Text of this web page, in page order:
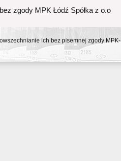
zgody MPK Łódź Spółka z o.o
ich bez pisemnej zgody MPK-